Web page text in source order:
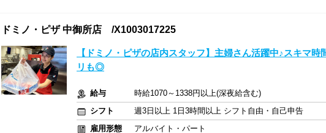
ドミノ・ピザ 中御所店 /X1003017225
【ドミノ・ピザの店内スタッフ】主婦さん活躍中♪スキマ時
リも◎
給与
時給1070～1338円以上(深夜給含む)
シフト
週3日以上 1日3時間以上 シフト自由・自己申告
雇用形態
アルバイト・パート